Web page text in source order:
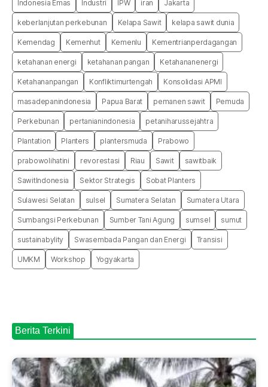
Indonesia Emas Industri IPW iran Jakarta
keberlanjutan perkebunan Kelapa Sawit kelapa sawit dunia
Kemendag Kemenhut Kemenlu Kementrianperdagangan
ketahanan energi ketahanan pangan Ketahananenergi
Ketahananpangan Konfliktimurtengah Konsolidasi APMI
masadepanindonesia Papua Barat pemanen sawit Pemuda
Perkebunan pertanianindonesia petaniharussejahtra
Plantation Planters plantersmuda Prabowo
prabowolihatini revorestasi Riau Sawit sawitbaik
SawitIndonesia Sektor Strategis Sobat Planters
Sulawesi Selatan sulsel Sumatera Selatan Sumatera Utara
Sumbangsi Perkebunan Sumber Tani Agung sumsel sumut
sustainabylity Swasembada Pangan dan Energi Transisi
UMKM Workshop Yogyakarta
Berita Terkini